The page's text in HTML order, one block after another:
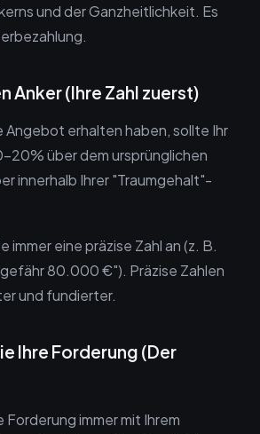
und der Ganzheitlichkeit. Es
Anker (Ihre Zahl zuerst)
Angebot erhalten haben, sollte Ihr
20% über dem ursprünglichen
innerhalb Ihrer "Traumgehalt"-
immer eine präzise Zahl an (z. B.
80.000 €"). Präzise Zahlen
und fundierter.
Ihre Forderung (Der
Forderung immer mit Ihrem